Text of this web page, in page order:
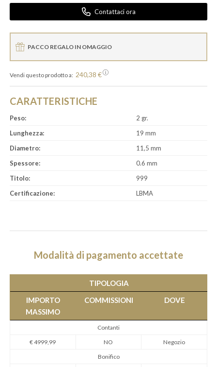
Contattaci ora
PACCO REGALO IN OMAGGIO
Vendi questo prodotto a: 240,38 €
CARATTERISTICHE
Peso:
2 gr.
Lunghezza:
19 mm
Diametro:
11,5 mm
Spessore:
0.6 mm
Titolo:
999
Certificazione:
LBMA
Modalità di pagamento accettate
TIPOLOGIA
IMPORTO
MASSIMO
COMMISSIONI DOVE
Contanti
€ 4999,99
NO
Negozio
Bonifico